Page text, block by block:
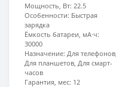
Мощность, Вт: 22.5
Особенности: Быстрая
зарядка
Ёмкость батареи, мА·ч:
30000
Назначение: Для телефонов,
Для планшетов, Для смарт-
часов
Гарантия, мес: 12